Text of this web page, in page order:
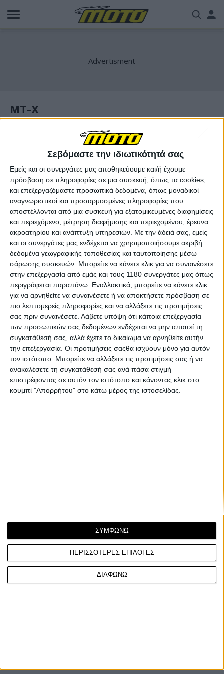
Σεβόμαστε την ιδιωτικότητά σας
Εμείς και οι συνεργάτες μας αποθηκεύουμε και/ή έχουμε
πρόσβαση σε πληροφορίες σε μια συσκευή, όπως τα cookies,
και επεξεργαζόμαστε προσωπικά δεδομένα, όπως μοναδικοί
αναγνωριστικοί και προσαρμοσμένες πληροφορίες που
αποστέλλονται από μια συσκευή για εξατομικευμένες διαφημίσεις
και περιεχόμενο, μέτρηση διαφήμισης και περιεχομένου, έρευνα
ακροατηρίου και ανάπτυξη υπηρεσιών. Με την άδειά σας, εμείς
και οι συνεργάτες μας ενδέχεται να χρησιμοποιήσουμε ακριβή
δεδομένα γεωγραφικής τοποθεσίας και ταυτοποίησης μέσω
σάρωσης συσκευών. Μπορείτε να κάνετε κλικ για να συναινέσετε
στην επεξεργασία από εμάς και τους 1180 συνεργάτες μας όπως
περιγράφεται παραπάνω. Εναλλακτικά, μπορείτε να κάνετε κλικ
για να αρνηθείτε να συναινέσετε ή να αποκτήσετε πρόσβαση σε
πιο λεπτομερείς πληροφορίες και να αλλάξετε τις προτιμήσεις
σας πριν συναινέσετε. Λάβετε υπόψη ότι κάποια επεξεργασία
των προσωπικών σας δεδομένων ενδέχεται να μην απαιτεί τη
συγκατάθεσή σας, αλλά έχετε το δικαίωμα να αρνηθείτε αυτήν
την επεξεργασία. Οι προτιμήσεις σαςθα ισχύουν μόνο για αυτόν
τον ιστότοπο. Μπορείτε να αλλάξετε τις προτιμήσεις σας ή να
ανακαλέσετε τη συγκατάθεσή σας ανά πάσα στιγμή
επιστρέφοντας σε αυτόν τον ιστότοπο και κάνοντας κλικ στο
κουμπί "Απορρήτου" στο κάτω μέρος της ιστοσελίδας.
ΠΕΡΙΣΣΟΤΕΡΕΣ ΕΠΙΛΟΓΕΣ
ΔΙΑΦΩΝΩ
ΣΥΜΦΩΝΩ
Παράκαμψη
προς
MT-X
Νέα Μοντέλα 12/11/2024
EICMA 2024: CFMOTO 800 MT-X - Το επόμενο
-μεγάλο- βήμα μετά το 800MT, σύντομα και στην
Ελλάδα [VIDEO]
Αφού είδαμε πρώτα το 800MT-X να βγαίνει στην παραγωγή
στην Κίνα τον Σεπτέμβριο του 2024, σειρά είχε η παρουσίαση
της νέας μεγάλης Adventure μοτοσυκλέτας στην EICMA 2024,
ως πρώτο βήμα για την έλευσή τ...
Νέα Μοντέλα
CFMOTO MT-X - Στην παραγωγή για την αγορά της
Κίνας
Το CFMOTO MT-X Adventure concept που είδαμε στην EICMA